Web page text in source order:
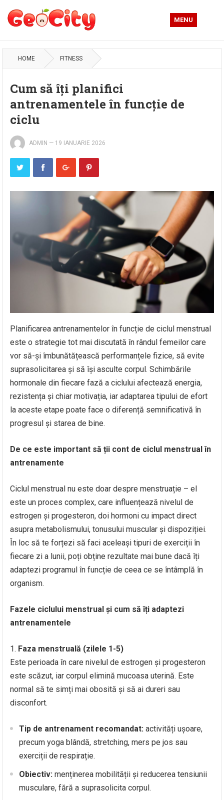
MENU
HOME FITNESS
Cum să îți planifici
antrenamentele în funcție de
ciclu
ADMIN — 19 IANUARIE 2026
Planificarea antrenamentelor în funcție de ciclul menstrual
este o strategie tot mai discutată în rândul femeilor care
vor să-și îmbunătățească performanțele fizice, să evite
suprasolicitarea și să își asculte corpul. Schimbările
hormonale din fiecare fază a ciclului afectează energia,
rezistența și chiar motivația, iar adaptarea tipului de efort
la aceste etape poate face o diferență semnificativă în
progresul și starea de bine.
De ce este important să ții cont de ciclul menstrual în
antrenamente
Ciclul menstrual nu este doar despre menstruație – el
este un proces complex, care influențează nivelul de
estrogen și progesteron, doi hormoni cu impact direct
asupra metabolismului, tonusului muscular și dispoziției.
În loc să te forțezi să faci aceleași tipuri de exerciții în
fiecare zi a lunii, poți obține rezultate mai bune dacă îți
adaptezi programul în funcție de ceea ce se întâmplă în
organism.
Fazele ciclului menstrual și cum să îți adaptezi
antrenamentele
Faza menstruală (zilele 1-5)
Este perioada în care nivelul de estrogen și progesteron
este scăzut, iar corpul elimină mucoasa uterină. Este
normal să te simți mai obosită și să ai dureri sau
disconfort.
Tip de antrenament recomandat: activități ușoare,
precum yoga blândă, stretching, mers pe jos sau
exerciții de respirație.
Obiectiv: menținerea mobilității și reducerea tensiunii
musculare, fără a suprasolicita corpul.